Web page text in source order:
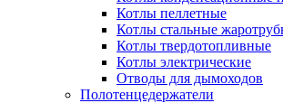
Котлы пеллетные
Котлы стальные
Котлы твердотопливные
Котлы электрические
Отводы для дымоходов
Полотенцедержатели